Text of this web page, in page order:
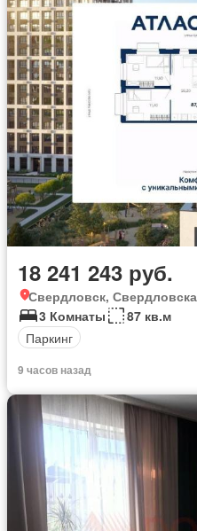
18 241 243 руб.
Свердловск,
3 Комнаты
87 кв.м
Паркинг
9 часов назад